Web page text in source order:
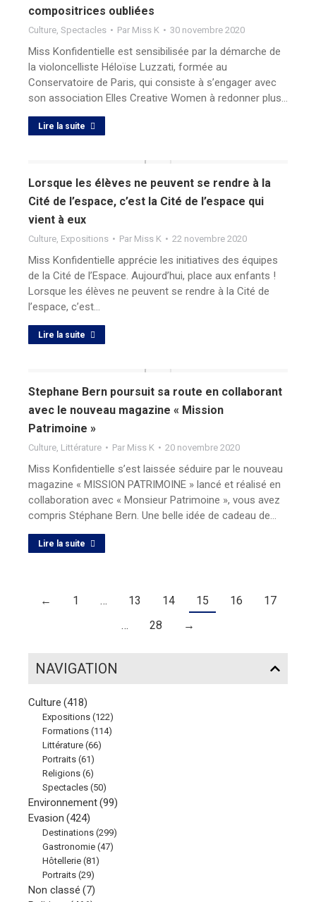
compositrices oubliées
Culture, Spectacles Par Miss K 30 novembre 2020
Miss Konfidentielle est sensibilisée par la démarche de
la violoncelliste Héloïse Luzzati, formée au
Conservatoire de Paris, qui consiste à s’engager avec
son association Elles Creative Women à redonner plus…
Lire la suite
Lorsque les élèves ne peuvent se rendre à la
Cité de l’espace, c’est la Cité de l’espace qui
vient à eux
Culture, Expositions Par Miss K 22 novembre 2020
Miss Konfidentielle apprécie les initiatives des équipes
de la Cité de l’Espace. Aujourd’hui, place aux enfants !
Lorsque les élèves ne peuvent se rendre à la Cité de
l’espace, c’est…
Lire la suite
Stephane Bern poursuit sa route en collaborant
avec le nouveau magazine « Mission
Patrimoine »
Culture, Littérature Par Miss K 20 novembre 2020
Miss Konfidentielle s’est laissée séduire par le nouveau
magazine « MISSION PATRIMOINE » lancé et réalisé en
collaboration avec « Monsieur Patrimoine », vous avez
compris Stéphane Bern. Une belle idée de cadeau de…
Lire la suite
← 1 … 13 14 15 16
17
…
28 →
NAVIGATION
Culture (418)
Expositions (122)
Formations (114)
Littérature (66)
Portraits (61)
Religions (6)
Spectacles (50)
Environnement(99)
Evasion (424)
Destinations (299)
Gastronomie (47)
Hôtellerie (81)
Portraits (29)
Non classé (7)